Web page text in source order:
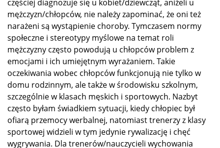
częściej diagnozuje się u kobiet/dziewcząt, aniżeli u
mężczyzn/chłopców, nie należy zapominać, że oni też
narażeni są wystąpienie choroby. Tymczasem normy
społeczne i stereotypy myślowe na temat roli
mężczyzny często powodują u chłopców problem z
emocjami i ich umiejętnym wyrażaniem. Takie
oczekiwania wobec chłopców funkcjonują nie tylko w
domu rodzinnym, ale także w środowisku szkolnym,
szczególnie w klasach męskich i sportowych. Nazbyt
często byłam świadkiem sytuacji, kiedy chłopiec był
ofiarą przemocy werbalnej, natomiast trenerzy z klasy
sportowej widzieli w tym jedynie rywalizację i chęć
wygrywania. Dla trenerów/nauczycieli wychowania